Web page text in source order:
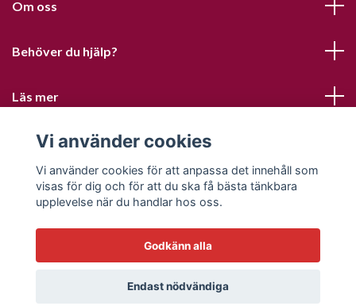
Om oss
Behöver du hjälp?
Läs mer
Sociala medier
© 2026 Sofias PysselParadis
Vi använder cookies
Vi använder cookies för att anpassa det innehåll som
visas för dig och för att du ska få bästa tänkbara
upplevelse när du handlar hos oss.
Godkänn alla
Endast nödvändiga